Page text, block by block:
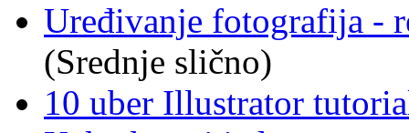
Uređivanje fotografija -
(Srednje slično)
10 uber Illustrator